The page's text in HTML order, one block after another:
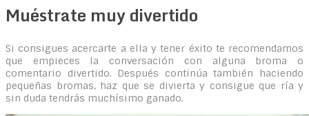
Muéstrate muy divertido
Si consigues acercarte a ella y tener éxito te recomendamos
que empieces la conversación con alguna broma o
comentario divertido. Después continúa también haciendo
pequeñas bromas, haz que se divierta y consigue que ría y
sin duda tendrás muchísimo ganado.